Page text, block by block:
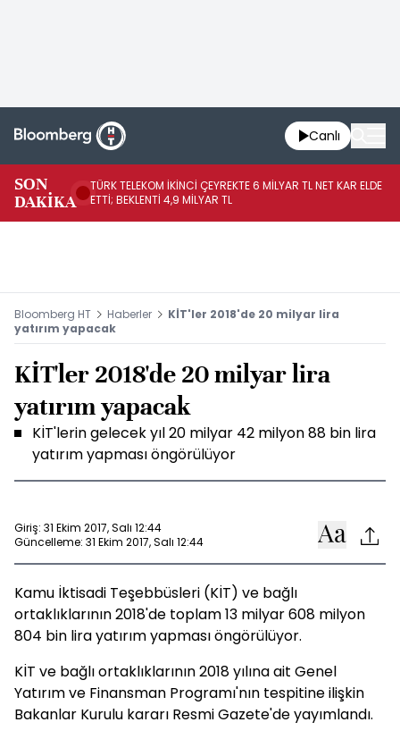
Canlı
SON
DAKİKA
TÜRK TELEKOM İKİNCİ ÇEYREKTE 6 MİLYAR TL NET KAR ELDE
ETTİ; BEKLENTİ 4,9 MİLYAR TL
Bloomberg HT Haberler
KİT'ler 2018'de 20 milyar lira
yatırım yapacak
KİT'ler 2018'de 20 milyar lira
yatırım yapacak
KİT'lerin gelecek yıl 20 milyar 42 milyon 88 bin lira
yatırım yapması öngörülüyor
Giriş: 31 Ekim 2017, Salı 12:44
Güncelleme: 31 Ekim 2017, Salı 12:44
Kamu İktisadi Teşebbüsleri (KİT) ve bağlı
ortaklıklarının 2018'de toplam 13 milyar 608 milyon
804 bin lira yatırım yapması öngörülüyor.
KİT ve bağlı ortaklıklarının 2018 yılına ait Genel
Yatırım ve Finansman Programı'nın tespitine ilişkin
Bakanlar Kurulu kararı Resmi Gazete'de yayımlandı.